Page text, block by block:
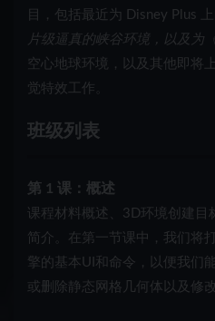
目，包括最近为 Disney Plus 上
片级逼真的峡谷环境，以及为
空心地球环境，以及其他即将
觉特效工作。
班级列表
第 1 课：概述
课程材料概述、3D环境创建目
简介。在第一节课中，我们将
擎的基本UI和命令，以便我们
或删除静态网格几何体以及修